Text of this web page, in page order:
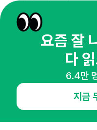
경기도 성남시 분당구 대왕판교로645
사업자등록번호 : 144-81-27690(
통신판매업신고번호 : 2014-경기성
호스팅서비스사업자 : 오픈애즈
1800-2198
openads@openads.co.kr
이용약관
instagramthreadkakaotalk
요즘 잘
다
6.4만
지금